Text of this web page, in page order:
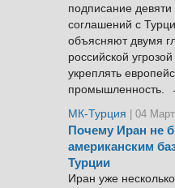
подписание
соглашений с
объясняют двумя
российской
укреплять
промышленность.
МК-Турция
| 04 Март
Почему Иран не
американским
Турции
Иран уже